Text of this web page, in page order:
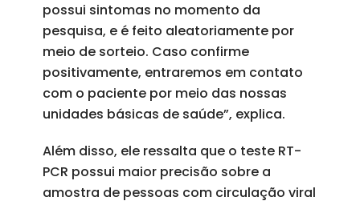
possui sintomas no momento da
pesquisa, e é feito aleatoriamente por
meio de sorteio. Caso confirme
positivamente, entraremos em contato
com o paciente por meio das nossas
unidades básicas de saúde”, explica.
Além disso, ele ressalta que o teste RT-
PCR possui maior precisão sobre a
amostra de pessoas com circulação viral